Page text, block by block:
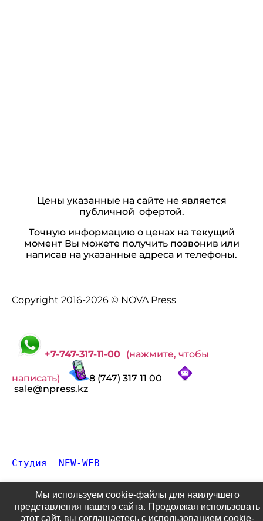
Цены указанные на сайте не является
публичной офертой.
Точную информацию о ценах на текущий
момент Вы можете получить позвонив или
написав на указанные адреса и телефоны.
Copyright 2016-2026 © NOVA Press
+7-747-317-11-00 (нажмите, чтобы
написать)
8 (747) 317 11 00
sale@npress.kz
Студия  NEW-WEB
Мы используем cookie-файлы для наилучшего
представления нашего сайта. Продолжая использовать
этот сайт, вы соглашаетесь с использованием cookie-